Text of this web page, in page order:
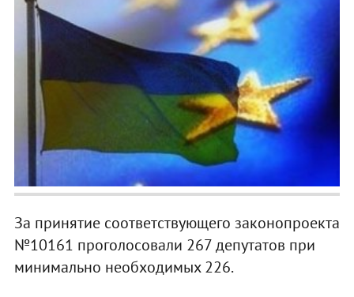
За принятие соответствующего законопроекта
№10161 проголосовали 267 депутатов при
минимально необходимых 226.